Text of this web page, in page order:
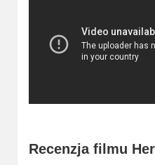
2017
2014
Recenzja filmu